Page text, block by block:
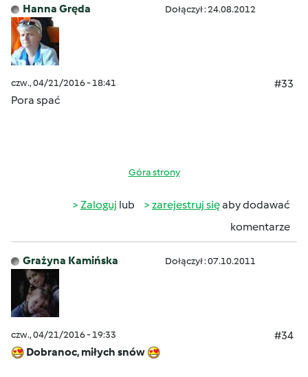
Hanna Gręda Dołączył : 24.08.2012
czw., 04/21/2016 - 18:41
#33
Pora spać
Góra strony
Zaloguj lub zarejestruj sięaby dodawać
komentarze
Grażyna Kamińska Dołączył : 07.10.2011
czw., 04/21/2016 - 19:33
#34
Dobranoc, miłych snów